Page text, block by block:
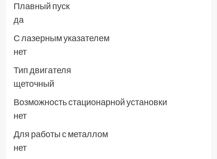
Плавный пуск
да
С лазерным указателем
нет
Тип двигателя
щеточный
Возможность стационарной установки
нет
Для работы с металлом
нет